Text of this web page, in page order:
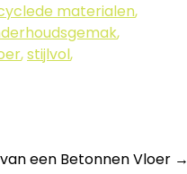
materialen,
,
,stijlvol,
een Betonnen Vloer →